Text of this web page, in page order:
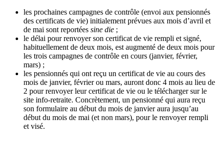
les prochaines campagnes de contrôle (envoi aux pensionnés
des certificats de vie) initialement prévues aux mois d’avril et
de mai sont reportées sine die ;
le délai pour renvoyer son certificat de vie rempli et signé,
habituellement de deux mois, est augmenté de deux mois pour
les trois campagnes de contrôle en cours (janvier, février,
mars) ;
les pensionnés qui ont reçu un certificat de vie au cours des
mois de janvier, février ou mars, auront donc 4 mois au lieu de
2 pour renvoyer leur certificat de vie ou le télécharger sur le
site info-retraite. Concrètement, un pensionné qui aura reçu
son formulaire au début du mois de janvier aura jusqu’au
début du mois de mai (et non mars), pour le renvoyer rempli
et visé.